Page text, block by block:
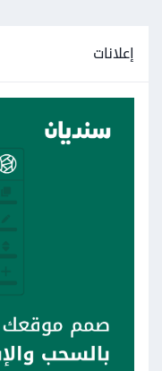
إعلانات